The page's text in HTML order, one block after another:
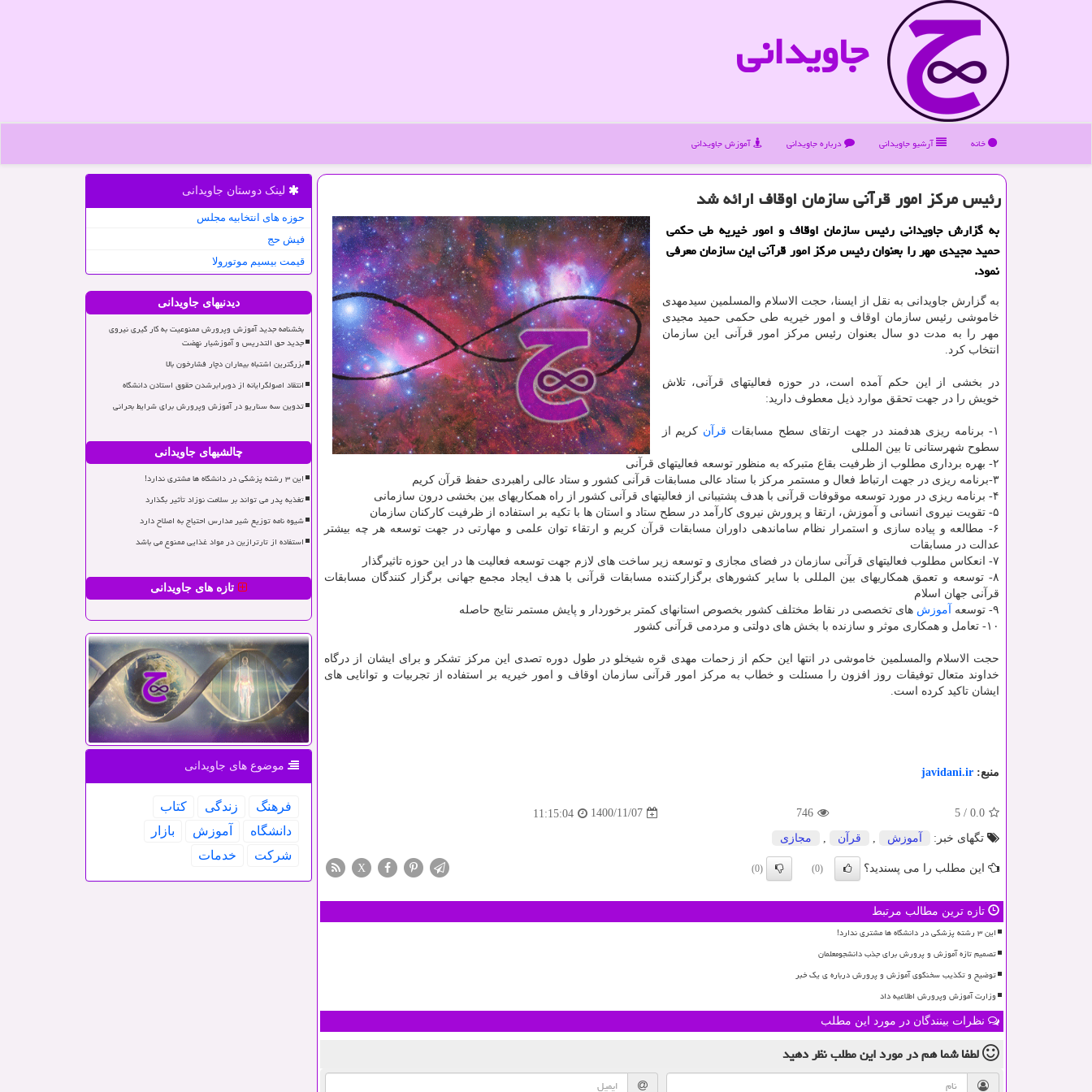
جاویدانی
خانه آرشیو جاویدانی درباره جاویدانی آموزش جاویدانی
رئیس مرکز امور قرآنی سازمان اوقاف ارائه شد
به گزارش جاویدانی رئیس سازمان اوقاف و امور خیریه طی حکمی
حمید مجیدی مهر را بعنوان رئیس مرکز امور قرآنی این سازمان معرفی
نمود.
به گزارش جاویدانی به نقل از ایسنا، حجت الاسلام والمسلمین سیدمهدی
خاموشی رئیس سازمان اوقاف و امور خیریه طی حکمی حمید مجیدی
مهر را به مدت دو سال بعنوان رئیس مرکز امور قرآنی این سازمان
انتخاب کرد.
در بخشی از این حکم آمده است، در حوزه فعالیتهای قرآنی، تلاش
خویش را در جهت تحقق موارد ذیل معطوف دارید:
۱- برنامه ریزی هدفمند در جهت ارتقای سطح مسابقات قرآن کریم از
سطوح شهرستانی تا بین المللی
۲- بهره برداری مطلوب از ظرفیت بقاع متبرکه به منظور توسعه فعالیتهای قرآنی
۳-برنامه ریزی در جهت ارتباط فعال و مستمر مرکز با ستاد عالی مسابقات قرآنی کشور و ستاد عالی راهبردی حفظ قرآن کریم
۴- برنامه ریزی در مورد توسعه موقوفات قرآنی با هدف پشتیبانی از فعالیتهای قرآنی کشور از راه همکاریهای بین بخشی درون سازمانی
۵- تقویت نیروی انسانی و آموزش، ارتقا و پرورش نیروی کارآمد در سطح ستاد و استان ها با تکیه بر استفاده از ظرفیت کارکنان سازمان
۶- مطالعه و پیاده سازی و استمرار نظام ساماندهی داوران مسابقات قرآن کریم و ارتقاء توان علمی و مهارتی در جهت توسعه هر چه بیشتر
عدالت در مسابقات
۷- انعکاس مطلوب فعالیتهای قرآنی سازمان در فضای مجازی و توسعه زیر ساخت های لازم جهت توسعه فعالیت ها در این حوزه تاثیرگذار
۸- توسعه و تعمق همکاریهای بین المللی با سایر کشورهای برگزارکننده مسابقات قرآنی با هدف ایجاد مجمع جهانی برگزار کنندگان مسابقات
قرآنی جهان اسلام
۹- توسعه
آموزش های تخصصی در نقاط مختلف کشور بخصوص استانهای کمتر برخوردار و پایش مستمر نتایج حاصله
۱۰- تعامل و همکاری موثر و سازنده با بخش های دولتی و مردمی قرآنی کشور
حجت الاسلام والمسلمین خاموشی در انتها این حکم از زحمات مهدی قره شیخلو در طول دوره تصدی این مرکز تشکر و برای ایشان از درگاه
خداوند متعال توفیقات روز افزون را مسئلت و خطاب به مرکز امور قرآنی سازمان اوقاف و امور خیریه بر استفاده از تجربیات و توانایی های
ایشان تاکید کرده است.
منبع: javidani.ir
0.0
/
5
746
1400/11/07
11:15:04
تگهای خبر:
آموزش قرآن مجازی
این مطلب را می پسندید؟ (0)
(0)
X
تازه ترین مطالب مرتبط
این ۳ رشته پزشکی در دانشگاه ها مشتری ندارد!
تصمیم تازه آموزش و پرورش برای جذب دانشجومعلمان
توضیح و تکذیب سخنگوی آموزش و پرورش درباره ی یک خبر
وزارت آموزش وپرورش اطلاعیه داد
نظرات بینندگان در مورد این مطلب
لطفا شما همدر مورد این مطلبنظر دهید
لینک دوستان جاویدانی
حوزه های انتخابیه مجلس
فیش حج
قیمت بیسیم موتورولا
دیدنیهای جاویدانی
بخشنامه جدید آموزش وپرورش ممنوعیت به کار گیری نیروی
جدید حق التدریس و آموزشیار نهضت
بزرگترین اشتباه بیماران دچار فشارخون بالا
انتقاد اصولگرایانه از دوبرابرشدن حقوق استادن دانشگاه
تدوین سه سناریو در آموزش وپرورش برای شرایط بحرانی
چالشیهای جاویدانی
این ۳ رشته پزشکی در دانشگاه ها مشتری ندارد!
تغذیه پدر می تواند بر سلامت نوزاد تأثیر بگذارد
شیوه نامه توزیع شیر مدارس احتیاج به اصلاح دارد
استفاده از تارترازین در مواد غذایی ممنوع می باشد
تازه های جاویدانی
موضوع های جاویدانی
فرهنگ زندگی
كتاب
دانشگاه
آموزش
بازار
شركت
خدمات